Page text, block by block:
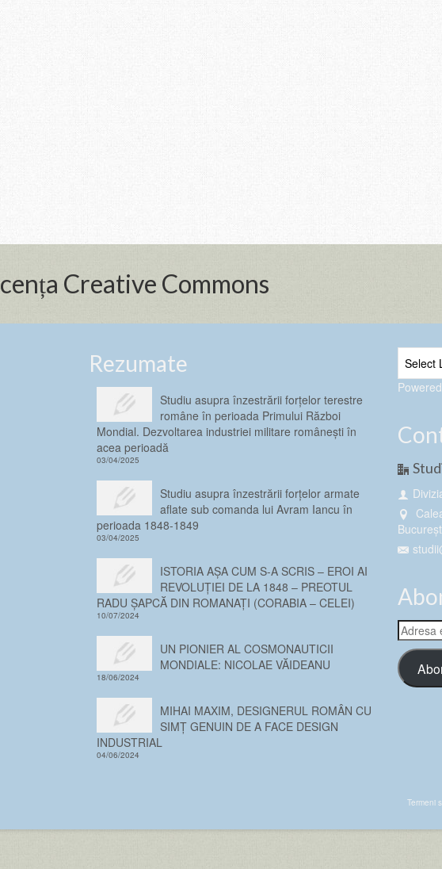
Creative Commons
Rezumate
Studiu asupra înzestrării forţelor terestre
române în perioada Primului Război
Mondial. Dezvoltarea industriei militare românești în
acea perioadă
03/04/2025
Studiu asupra înzestrării forţelor armate
aflate sub comanda lui Avram Iancu în
perioada 1848-1849
03/04/2025
ISTORIA AȘA CUM S-A SCRIS – EROI AI
REVOLUȚIEI DE LA 1848 – PREOTUL
RADU ȘAPCĂ DIN ROMANAȚI (CORABIA – CELEI)
10/07/2024
UN PIONIER AL COSMONAUTICII
MONDIALE: NICOLAE VĂIDEANU
18/06/2024
MIHAI MAXIM, DESIGNERUL ROMÂN CU
SIMȚ GENUIN DE A FACE DESIGN
INDUSTRIAL
04/06/2024
Adresa
email
Termeni